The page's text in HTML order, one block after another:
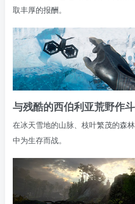
取丰厚的报酬。
与残酷的西伯利亚荒野作
在冰天雪地的山脉、枝叶繁茂的森
中为生存而战。